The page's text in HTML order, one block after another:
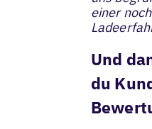
einer
Und
du